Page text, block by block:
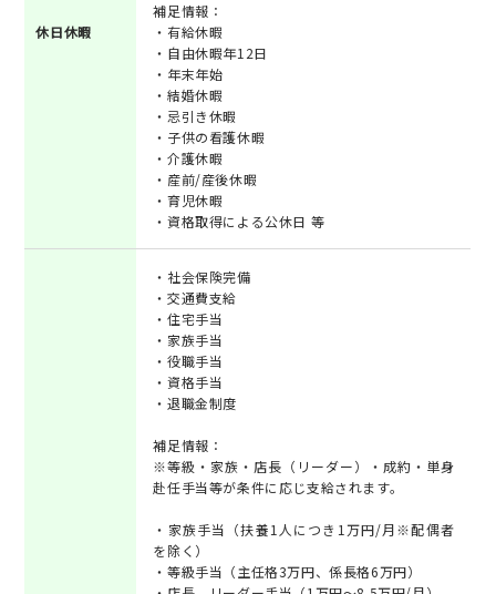
休日休暇
補足情報：
・有給休暇
・自由休暇年12日
・年末年始
・結婚休暇
・忌引き休暇
・子供の看護休暇
・介護休暇
・産前/産後休暇
・育児休暇
・資格取得による公休日 等
・社会保険完備
・交通費支給
・住宅手当
・家族手当
・役職手当
・資格手当
・退職金制度
補足情報：
※等級・家族・店長（リーダー）・成約・単身
赴任手当等が条件に応じ支給されます。
・家族手当（扶養1人につき1万円/月※配偶者
を除く）
・等級手当（主任格3万円、係長格6万円）